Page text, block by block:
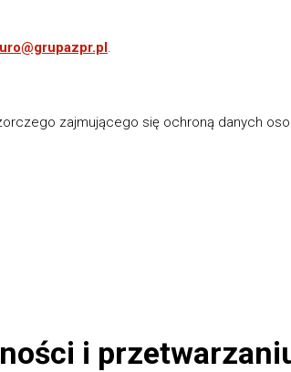
.
zajmującego się ochroną danych
i